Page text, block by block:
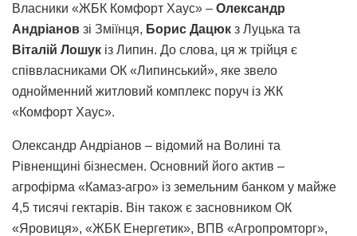
Власники «ЖБК Комфорт Хаус» – Олександр
Андріанов зі Зміїнця, Борис Дацюк з Луцька та
Віталій Лошук із Липин. До слова, ця ж трійця є
співвласниками ОК «Липинський», яке звело
однойменний житловий комплекс поруч із ЖК
«Комфорт Хаус».
Олександр Андріанов – відомий на Волині та
Рівненщині бізнесмен. Основний його актив –
агрофірма «Камаз-агро» із земельним банком у майже
4,5 тисячі гектарів. Він також є засновником ОК
«Яровиця», «ЖБК Енергетик», ВПВ «Агропромторг»,